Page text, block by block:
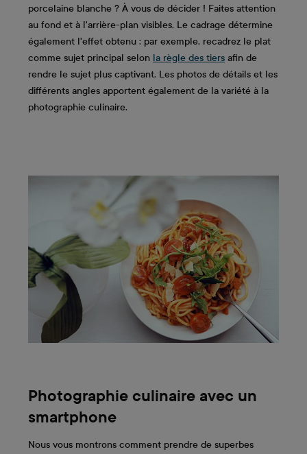
porcelaine blanche ? À vous de décider ! Faites attention
au fond et à l'arrière-plan visibles. Le cadrage détermine
également l'effet obtenu : par exemple, recadrez le plat
comme sujet principal selon la règle des tiers afin de
rendre le sujet plus captivant. Les photos de détails et les
différents angles apportent également de la variété à la
photographie culinaire.
Photographie culinaire avec un
smartphone
Nous vous montrons comment prendre de superbes